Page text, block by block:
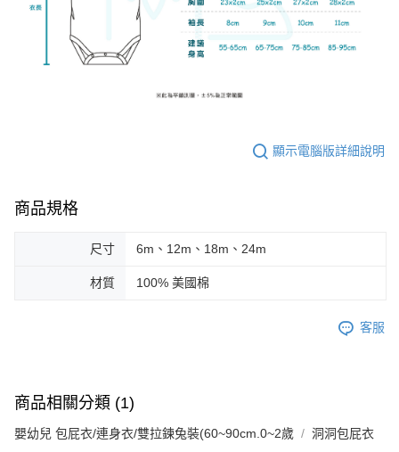
顯示電腦版詳細說明
商品規格
尺寸 6m、12m、18m、24m
材質 100% 美國棉
客服
商品相關分類 (1)
嬰幼兒 包屁衣/連身衣/雙拉鍊兔裝(60~90cm.0~2歲 洞洞包屁衣